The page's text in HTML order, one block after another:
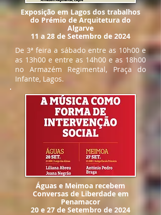
Exposição em Lagos dos trabalhos
do Prémio de Arquitetura do
Algarve
​11 a 28 de Setembro de 2024
De 3ª feira a sábado entre as 10h00 e
as 13h00 e entre as 14h00 e as 18h00
no Armazém Regimental, Praça do
Infante, Lagos.
Águas e Meimoa recebem
Conversas de Liberdade em
Penamacor
​20 e 27 de Setembro de 2024